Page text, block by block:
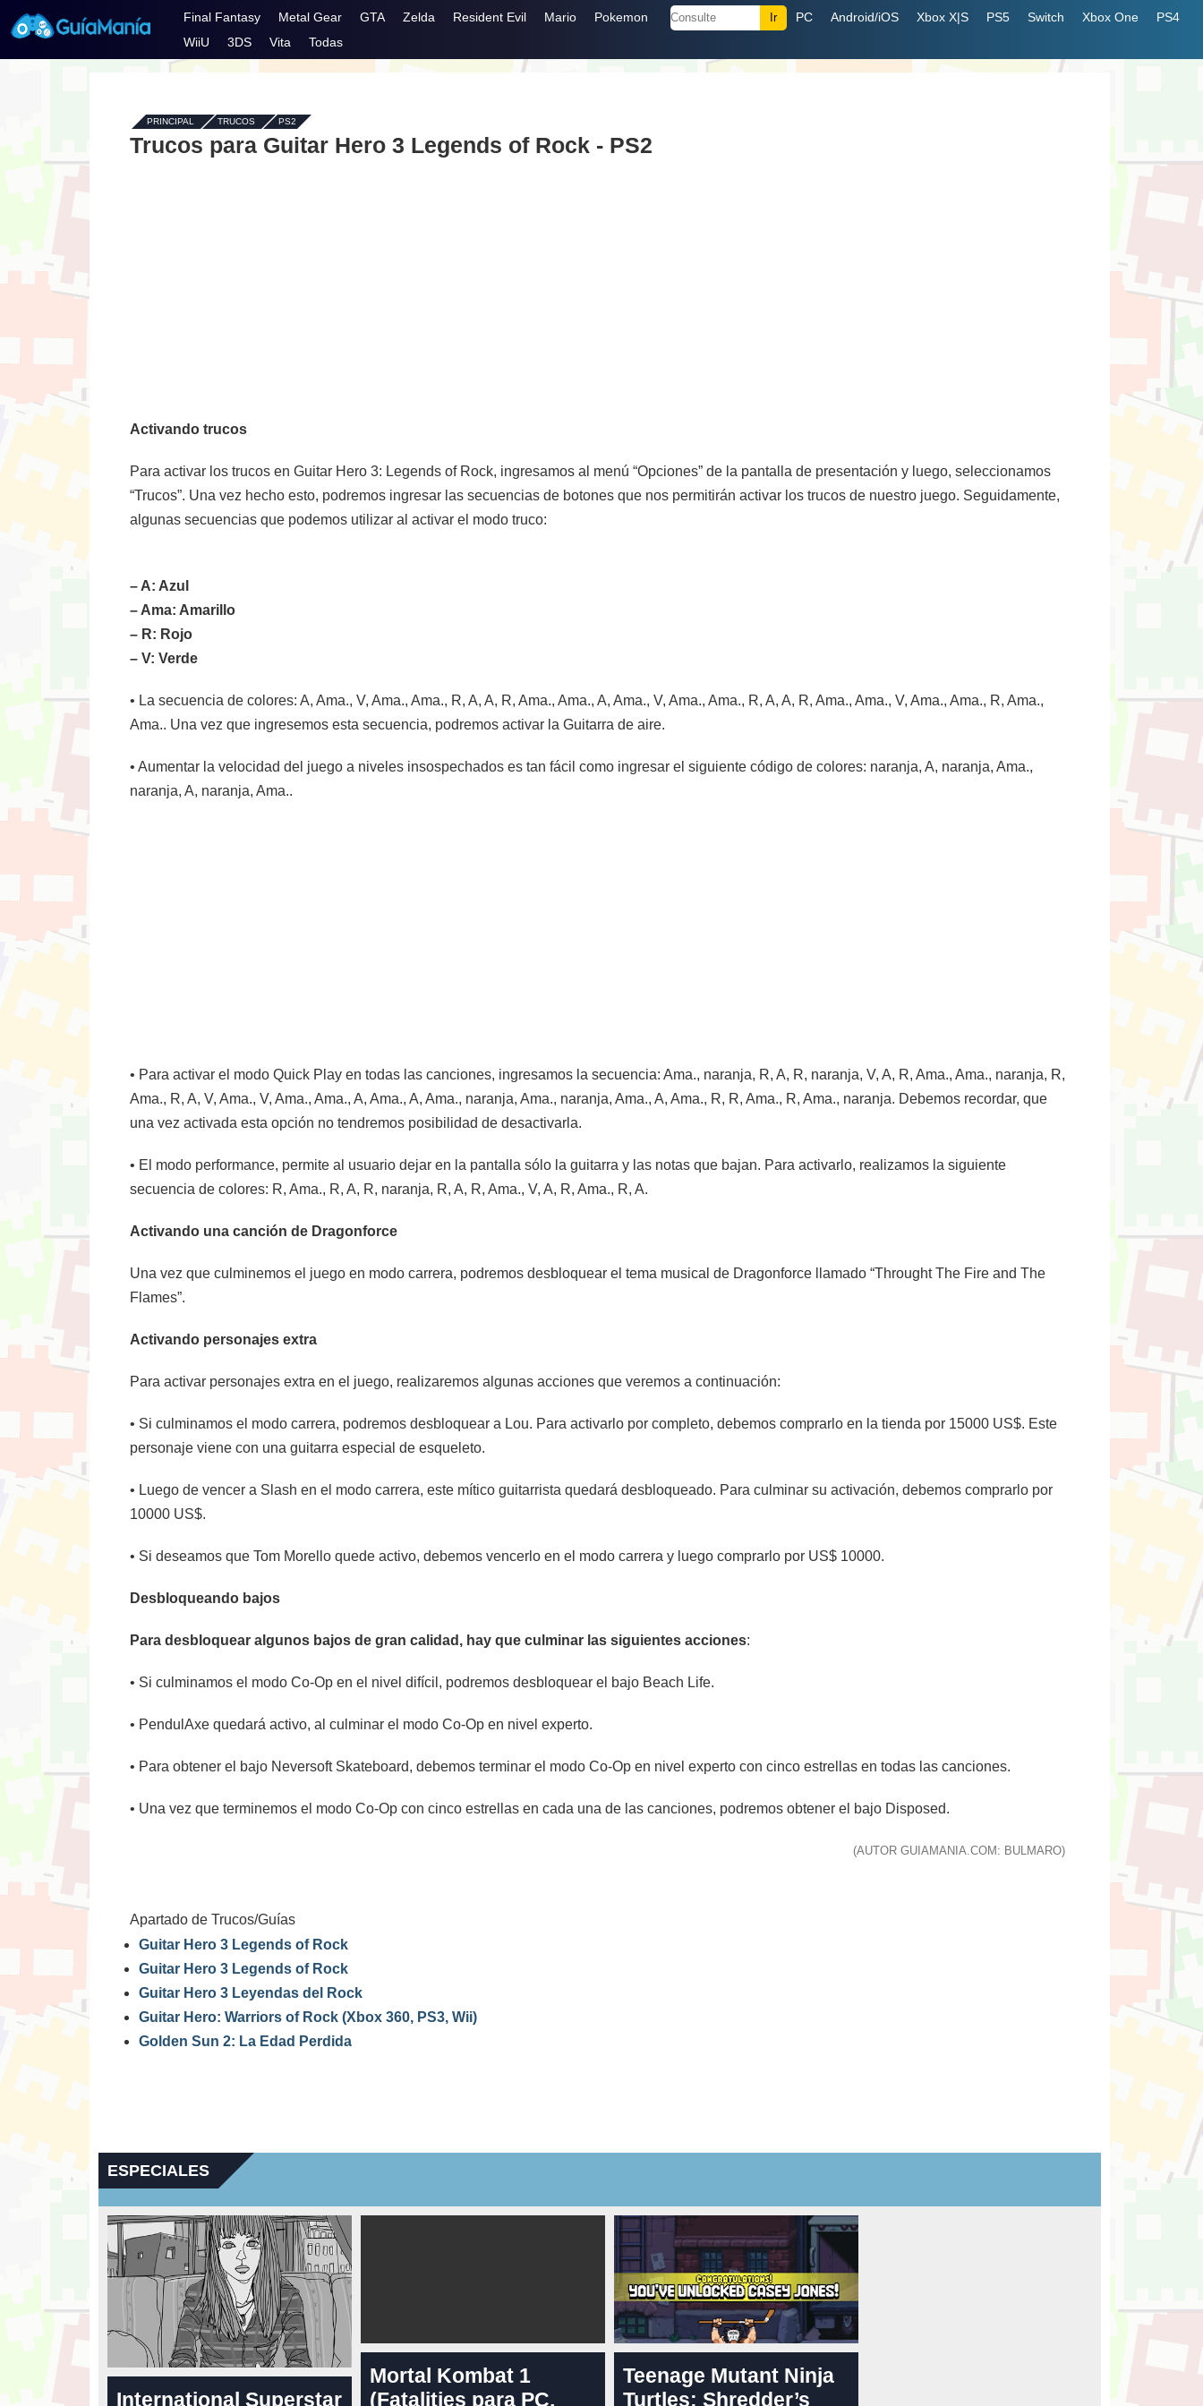
Final Fantasy Metal Gear GTA Zelda Resident Evil Mario Pokemon PC Android/iOS Xbox X|S PS5 Switch Xbox One
PS4
WiiU
3DS Vita Todas
PRINCIPAL - TRUCOS- PS2
Trucos para Guitar Hero 3 Legends of Rock - PS2
Activando trucos
Para activar los trucos en Guitar Hero 3: Legends of Rock, ingresamos al menú “Opciones” de la pantalla de presentación y luego, seleccionamos
“Trucos”. Una vez hecho esto, podremos ingresar las secuencias de botones que nos permitirán activar los trucos de nuestro juego. Seguidamente,
algunas secuencias que podemos utilizar al activar el modo truco:
– A: Azul
– Ama: Amarillo
– R: Rojo
– V: Verde
• La secuencia de colores: A, Ama., V, Ama., Ama., R, A, A, R, Ama., Ama., A, Ama., V, Ama., Ama., R, A, A, R, Ama., Ama., V, Ama., Ama., R, Ama.,
Ama.. Una vez que ingresemos esta secuencia, podremos activar la Guitarra de aire.
• Aumentar la velocidad del juego a niveles insospechados es tan fácil como ingresar el siguiente código de colores: naranja, A, naranja, Ama.,
naranja, A, naranja, Ama..
• Para activar el modo Quick Play en todas las canciones, ingresamos la secuencia: Ama., naranja, R, A, R, naranja, V, A, R, Ama., Ama., naranja, R,
Ama., R, A, V, Ama., V, Ama., Ama., A, Ama., A, Ama., naranja, Ama., naranja, Ama., A, Ama., R, R, Ama., R, Ama., naranja. Debemos recordar, que
una vez activada esta opción no tendremos posibilidad de desactivarla.
• El modo performance, permite al usuario dejar en la pantalla sólo la guitarra y las notas que bajan. Para activarlo, realizamos la siguiente
secuencia de colores: R, Ama., R, A, R, naranja, R, A, R, Ama., V, A, R, Ama., R, A.
Activando una canción de Dragonforce
Una vez que culminemos el juego en modo carrera, podremos desbloquear el tema musical de Dragonforce llamado “Throught The Fire and The
Flames”.
Activando personajes extra
Para activar personajes extra en el juego, realizaremos algunas acciones que veremos a continuación:
• Si culminamos el modo carrera, podremos desbloquear a Lou. Para activarlo por completo, debemos comprarlo en la tienda por 15000 US$. Este
personaje viene con una guitarra especial de esqueleto.
• Luego de vencer a Slash en el modo carrera, este mítico guitarrista quedará desbloqueado. Para culminar su activación, debemos comprarlo por
10000 US$.
• Si deseamos que Tom Morello quede activo, debemos vencerlo en el modo carrera y luego comprarlo por US$ 10000.
Desbloqueando bajos
Para desbloquear algunos bajos de gran calidad, hay que culminar las siguientes acciones:
• Si culminamos el modo Co-Op en el nivel difícil, podremos desbloquear el bajo Beach Life.
• PendulAxe quedará activo, al culminar el modo Co-Op en nivel experto.
• Para obtener el bajo Neversoft Skateboard, debemos terminar el modo Co-Op en nivel experto con cinco estrellas en todas las canciones.
• Una vez que terminemos el modo Co-Op con cinco estrellas en cada una de las canciones, podremos obtener el bajo Disposed.
(AUTOR GUIAMANIA.COM: BULMARO)
Apartado de Trucos/Guías
Guitar Hero 3 Legends of Rock
Guitar Hero 3 Legends of Rock
Guitar Hero 3 Leyendas del Rock
Guitar Hero: Warriors of Rock (Xbox 360, PS3, Wii)
Golden Sun 2: La Edad Perdida
ESPECIALES
International Superstar
Mortal Kombat 1
(Fatalities para PC,
Teenage Mutant Ninja
Turtles: Shredder’s